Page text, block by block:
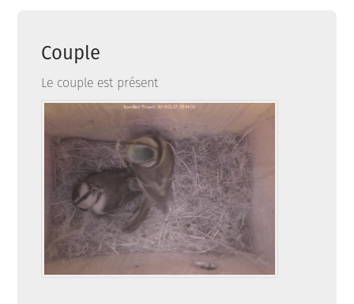
Couple
Le couple est présent